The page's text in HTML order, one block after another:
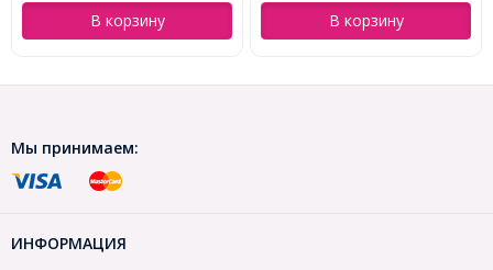
В корзину В корзину
Мы принимаем:
ИНФОРМАЦИЯ